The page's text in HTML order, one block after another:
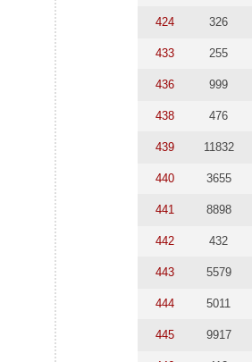
424 326
433 255
436 999
438 476
439 11832
440 3655
441 8898
442 432
443 5579
444 5011
445 9917